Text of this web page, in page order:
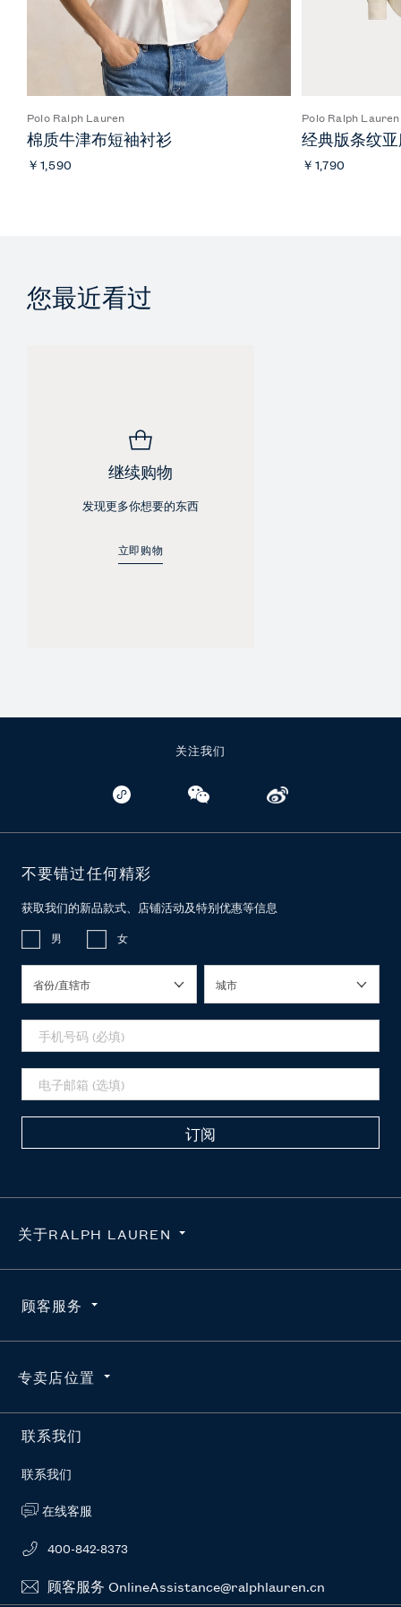
Polo Ralph Lauren
棉质牛津布短袖衬衫
￥1,590
Polo Ralph Lauren
经典版条纹
￥1,790
您最近看过
继续购物
发现更多你想要的东西
立即购物
关注我们
关于RALPH LAUREN
隐私政策
使用条款
求职咨询
维护真品
官方授权平台
顾客服务
订单查询
配送
退货
专卖店位置
按地区搜索
联系我们
联系我们
在线客服
400-842-8373
顾客服务 OnlineAssistance@ralphlauren.cn
不要错过任何精彩
获取我们的新品款式、店铺活动及特别优惠等信息
男 女
省份/直辖市 城市
订阅